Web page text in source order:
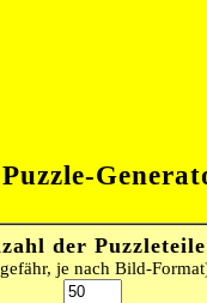
Puzzle-
der
je nach Bild-